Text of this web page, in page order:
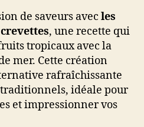
de saveurs avec les
, une recette qui
tropicaux avec la
mer. Cette création
rafraîchissante
idéale pour
et impressionner vos